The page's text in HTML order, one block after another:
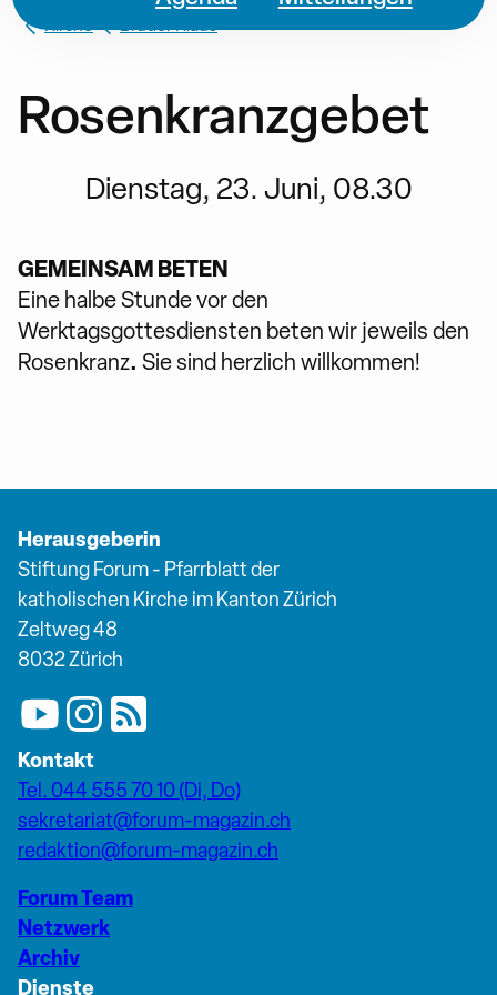
Kirche Bruder Klaus
Rosenkranzgebet
Dienstag, 23. Juni, 08.30
GEMEINSAM BETEN
Eine halbe Stunde vor den
Werktagsgottesdiensten beten wir jeweils den
Rosenkranz. Sie sind herzlich willkommen!
Herausgeberin
Stiftung Forum - Pfarrblatt der
katholischen Kirche im Kanton Zürich
Zeltweg 48
8032 Zürich
Kontakt
Tel. 044 555 70 10 (Di, Do)
sekretariat@forum-magazin.ch
redaktion@forum-magazin.ch
Forum Team
Netzwerk
Archiv
Dienste